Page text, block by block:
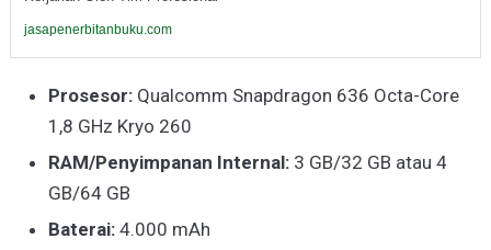
jasapenerbitanbuku.com
Prosesor:Qualcomm Snapdragon 636 Octa-Core
1,8 GHz Kryo 260
RAM/Penyimpanan Internal:3 GB/32 GB atau 4
GB/64 GB
Baterai:4.000 mAh